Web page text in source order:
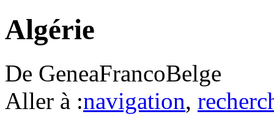
Algérie
De GeneaFrancoBelge
Aller à :navigation,